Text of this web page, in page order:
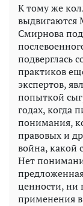
К тому же
выдвигаются
Смирнова
подверглась
практиков
экспертов,
попыткой
годах, когда
понимания,
правовых и
война, какой
Нет
ценности, ни
применения в